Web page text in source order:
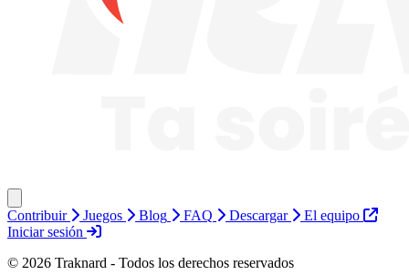
Contribuir Juegos Blog FAQ Descargar
El equipo
Iniciar sesión
© 2026 Traknard - Todos los derechos reservados